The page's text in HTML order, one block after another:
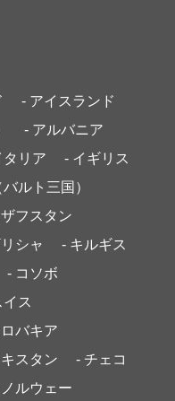
- アイスランド
- アルバニア
タリア
- イギリス
ルト三国）
フスタン
シャ
- キルギス
- コソボ
イス
バキア
スタン
- チェコ
ルウェー